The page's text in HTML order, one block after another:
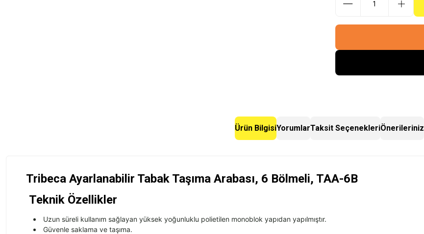
Ürün BilgisiYorumlarTaksit SeçenekleriÖnerileriniz
Tribeca Ayarlanabilir Tabak Taşıma Arabası, 6 Bölmeli, TAA-6B
Teknik Özellikler
Uzun süreli kullanım sağlayan yüksek yoğunluklu polietilen monoblok yapıdan yapılmıştır.
Güvenle saklama ve taşıma.